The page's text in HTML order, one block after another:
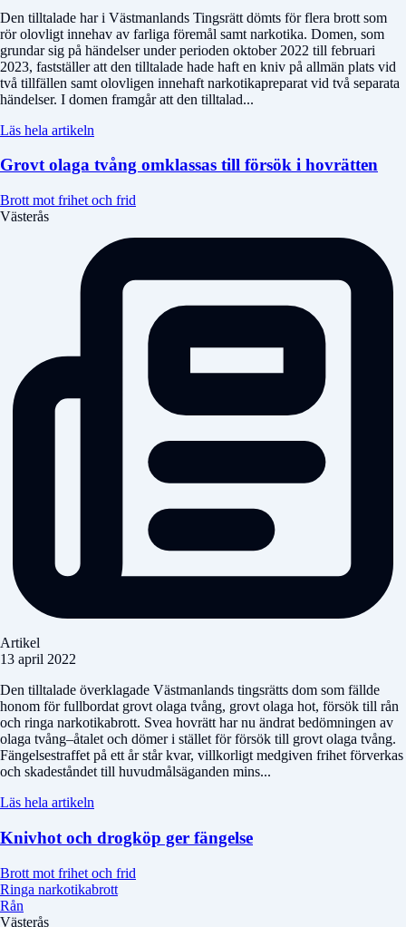
Den tilltalade har i Västmanlands Tingsrätt dömts för flera brott som
rör olovligt innehav av farliga föremål samt narkotika. Domen, som
grundar sig på händelser under perioden oktober 2022 till februari
2023, fastställer att den tilltalade hade haft en kniv på allmän plats vid
två tillfällen samt olovligen innehaft narkotikapreparat vid två separata
händelser. I domen framgår att den tilltalad...
Läs hela artikeln
Grovt olaga tvång omklassas till försök i hovrätten
Brott mot frihet och frid
Västerås
Artikel
13 april 2022
Den tilltalade överklagade Västmanlands tingsrätts dom som fällde
honom för fullbordat grovt olaga tvång, grovt olaga hot, försök till rån
och ringa narkotikabrott. Svea hovrätt har nu ändrat bedömningen av
olaga tvång–åtalet och dömer i stället för försök till grovt olaga tvång.
Fängelsestraffet på ett år står kvar, villkorligt medgiven frihet förverkas
och skadeståndet till huvudmålsäganden mins...
Läs hela artikeln
Knivhot och drogköp ger fängelse
Brott mot frihet och frid
Ringa narkotikabrott
Rån
Västerås